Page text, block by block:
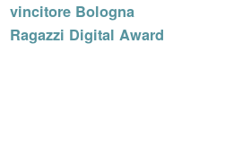
vincitore Bologna
Ragazzi Digital Award